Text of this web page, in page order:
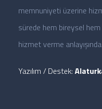
memnuniyeti üzerine
sürede hem bireysel
hizmet verme
Yazılım / Destek: